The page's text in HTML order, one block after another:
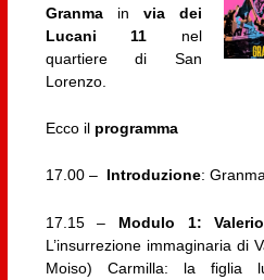
Granmain via dei
Lucani 11 nel
quartiere di San
Lorenzo.
Ecco il programma
17.00 – Introduzione:
17.15 – Modulo 1: Valerio
L’insurrezione immaginaria di
Moiso) Carmilla: la figlia